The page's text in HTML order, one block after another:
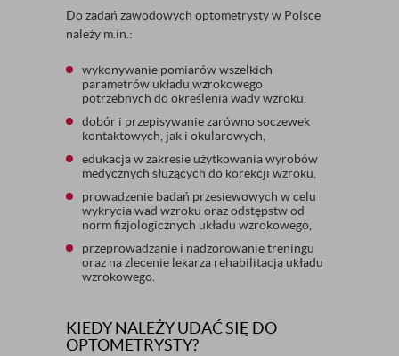
Do zadań zawodowych optometrysty w Polsce
należy m.in.:
wykonywanie pomiarów wszelkich
parametrów układu wzrokowego
potrzebnych do określenia wady wzroku,
dobór i przepisywanie zarówno soczewek
kontaktowych, jak i okularowych,
edukacja w zakresie użytkowania wyrobów
medycznych służących do korekcji wzroku,
prowadzenie badań przesiewowych w celu
wykrycia wad wzroku oraz odstępstw od
norm fizjologicznych układu wzrokowego,
przeprowadzanie i nadzorowanie treningu
oraz na zlecenie lekarza rehabilitacja układu
wzrokowego.
KIEDY NALEŻY UDAĆ SIĘ DO
OPTOMETRYSTY?